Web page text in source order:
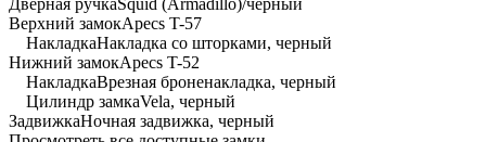
Дверная ручкаSquid (Armadillo)/черный
Верхний замокApecs T-57
НакладкаНакладка со шторками, черный
Нижний замокApecs T-52
НакладкаВрезная броненакладка, черный
Цилиндр замкаVela, черный
ЗадвижкаНочная задвижка, черный